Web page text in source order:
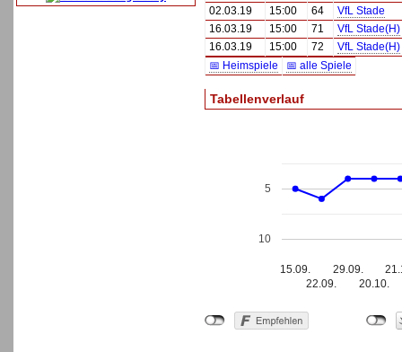
02.03.19
15:00 64
VfL Stade
16.03.19
15:00 71
VfL Stade(H)
16.03.19
15:00 72
VfL Stade(H)
📅 Heimspiele
📅 alle Spiele
Tabellenverlauf
15.09.
22.09.
29.09.
20.10.
5
10